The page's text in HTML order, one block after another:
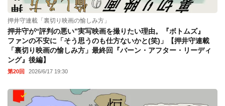
押井守連載「裏切り映画の愉しみ方」
押井守が“評判の悪い”実写映画を撮りたい理由。『ボトムズ』
ファンの不安に「そう思うのも仕方ないかと(笑)」【押井守連載
「裏切り映画の愉しみ方」最終回『バーン・アフター・リーディ
ング』後編】
第20回 2026/6/17 19:30